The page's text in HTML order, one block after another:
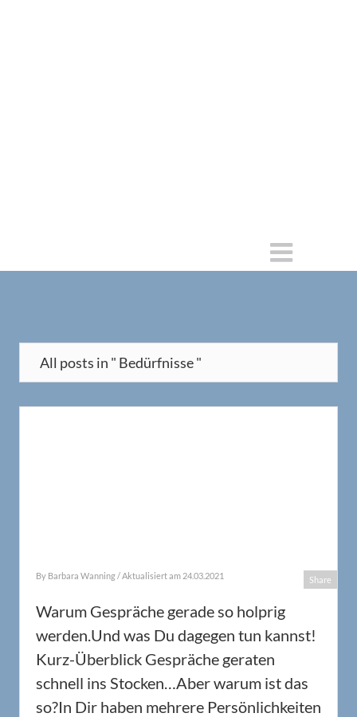
All posts in " Bedürfnisse "
Share
By Barbara Wanning/ Aktualisiert am 24.03.2021
Warum Gespräche gerade so holprig
werden.Und was Du dagegen tun kannst!
Kurz-Überblick Gespräche geraten
schnell ins Stocken…Aber warum ist das
so?In Dir haben mehrere Persönlichkeiten